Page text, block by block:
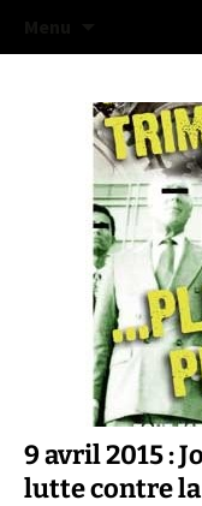
9 avril 2015 :
lutte contre